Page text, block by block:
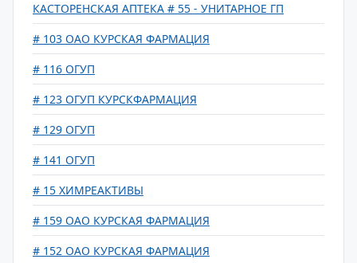
КАСТОРЕНСКАЯ АПТЕКА # 55 - УНИТАРНОЕ ГП
# 103 ОАО КУРСКАЯ ФАРМАЦИЯ
# 116 ОГУП
# 123 ОГУП КУРСКФАРМАЦИЯ
# 129 ОГУП
# 141 ОГУП
# 15 ХИМРЕАКТИВЫ
# 159 ОАО КУРСКАЯ ФАРМАЦИЯ
# 152 ОАО КУРСКАЯ ФАРМАЦИЯ